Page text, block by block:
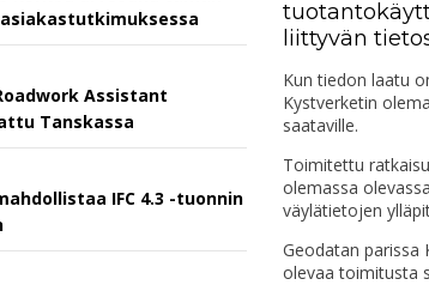
Assistant
Tanskassa
IFC 4.3 -tuonnin
liittyvän
Kun tiedon laatu
Kystverketin
saataville.
Toimitettu
olemassa
väylätietojen
Geodatan parissa
olevaa toimitusta